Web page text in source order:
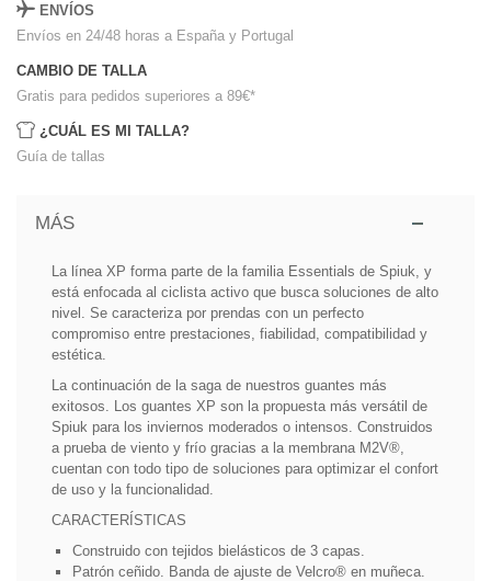
ENVÍOS
Envíos en 24/48 horas a España y Portugal
CAMBIO DE TALLA
Gratis para pedidos superiores a 89€*
¿CUÁL ES MI TALLA?
Guía de tallas
MÁS
La línea XP forma parte de la familia Essentials de Spiuk, y
está enfocada al ciclista activo que busca soluciones de alto
nivel. Se caracteriza por prendas con un perfecto
compromiso entre prestaciones, fiabilidad, compatibilidad y
estética.
La continuación de la saga de nuestros guantes más
exitosos. Los guantes XP son la propuesta más versátil de
Spiuk para los inviernos moderados o intensos. Construidos
a prueba de viento y frío gracias a la membrana M2V®,
cuentan con todo tipo de soluciones para optimizar el confort
de uso y la funcionalidad.
CARACTERÍSTICAS
Construido con tejidos bielásticos de 3 capas.
Patrón ceñido. Banda de ajuste de Velcro® en muñeca.